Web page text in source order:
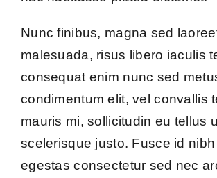
Nunc finibus, magna sed
malesuada, risus libero iaculis
consequat enim nunc sed
condimentum elit, vel convallis
mauris mi, sollicitudin eu tellus
scelerisque justo. Fusce id
egestas consectetur sed nec